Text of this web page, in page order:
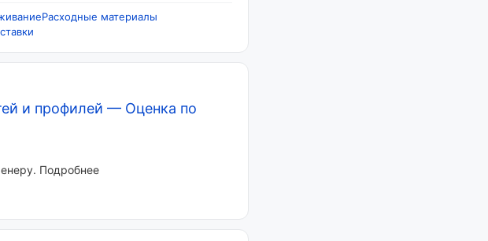
Расходные материалы
и профилей — Оценка по
Подробнее